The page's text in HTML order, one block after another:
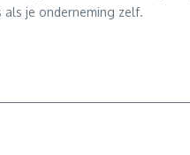
je onderneming zelf.